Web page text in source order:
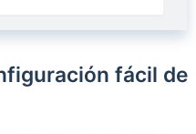
fácil de